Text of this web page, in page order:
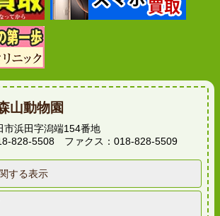
山動物園
浜田字潟端154番地
828-5508 ファクス：018-828-5509
する表示